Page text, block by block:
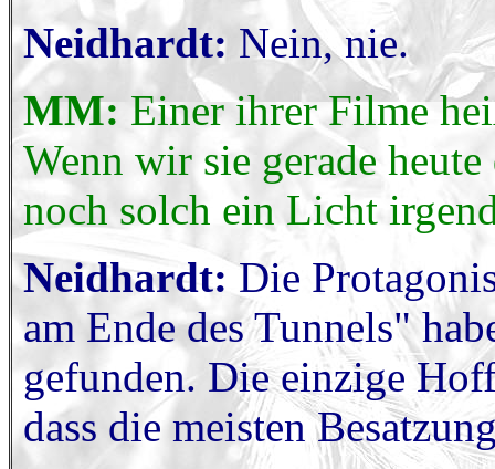
Neidhardt: Nein, nie.
MM: Einer ihrer Filme
Wenn wir sie gerade
noch solch ein Licht
Neidhardt:Die
am Ende des Tunnels"
gefunden. Die einzige
dass die meisten